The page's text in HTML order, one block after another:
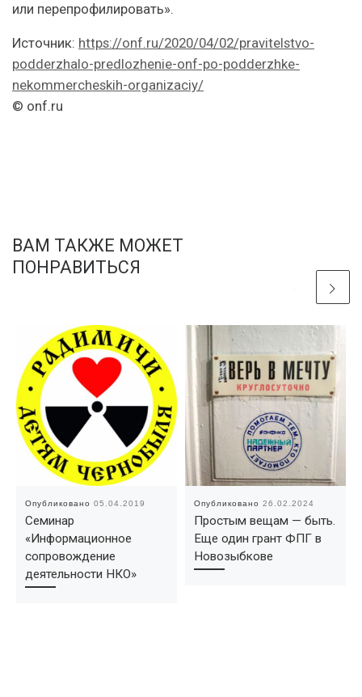
или перепрофилировать».
Источник: https://onf.ru/2020/04/02/pravitelstvo-
podderzhalo-predlozhenie-onf-po-podderzhke-
nekommercheskih-organizaciy/
© onf.ru
ВАМ ТАКЖЕ МОЖЕТ
ПОНРАВИТЬСЯ
Опубликовано 05.04.2019
Семинар
«Информационное
сопровождение
деятельности НКО»
Опубликовано 26.02.2024
Простым вещам — быть.
Еще один грант ФПГ в
Новозыбкове